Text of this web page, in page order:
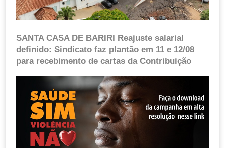
SANTA CASA DE BARIRI Reajuste salarial
definido: Sindicato faz plantão em 11 e 12/08
para recebimento de cartas da Contribuição